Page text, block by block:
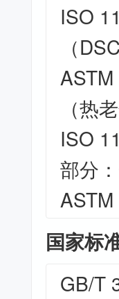
ISO
（
（热
ISO
部分
国家标
GB/T